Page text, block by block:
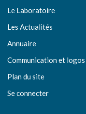
Le Laboratoire
Les Actualités
Annuaire
Communication et logos
Plan du site
Se connecter